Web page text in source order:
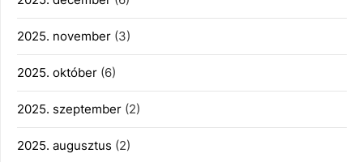
2025. november (3)
2025. október (6)
2025. szeptember (2)
2025. augusztus (2)